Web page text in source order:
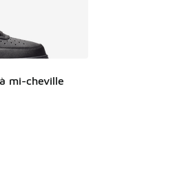
mi-cheville
[4 sur 5 étoiles], 20